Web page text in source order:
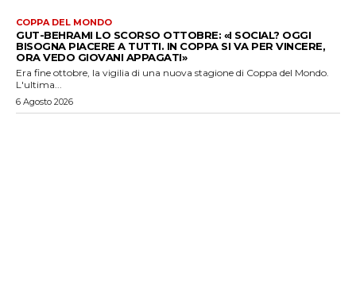
COPPA DEL MONDO
GUT-BEHRAMI LO SCORSO OTTOBRE: «I SOCIAL? OGGI
BISOGNA PIACERE A TUTTI. IN COPPA SI VA PER VINCERE,
ORA VEDO GIOVANI APPAGATI»
Era fine ottobre, la vigilia di una nuova stagione di Coppa del Mondo.
L'ultima...
6 Agosto 2026